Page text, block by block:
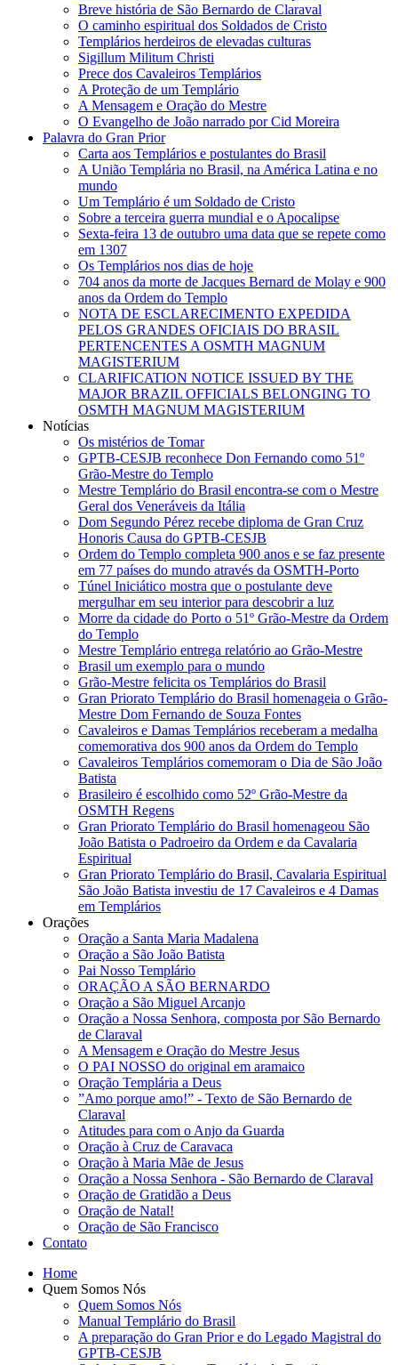
Breve história de São Bernardo de Claraval
O caminho espiritual dos Soldados de Cristo
Templários herdeiros de elevadas culturas
Sigillum Militum Christi
Prece dos Cavaleiros Templários
A Proteção de um Templário
A Mensagem e Oração do Mestre
O Evangelho de João narrado por Cid Moreira
Palavra do Gran Prior
Carta aos Templários e postulantes do Brasil
A União Templária no Brasil, na América Latina e no
mundo
Um Templário é um Soldado de Cristo
Sobre a terceira guerra mundial e o Apocalipse
Sexta-feira 13 de outubro uma data que se repete como
em 1307
Os Templários nos dias de hoje
704 anos da morte de Jacques Bernard de Molay e 900
anos da Ordem do Templo
NOTA DE ESCLARECIMENTO EXPEDIDA
PELOS GRANDES OFICIAIS DO BRASIL
PERTENCENTES A OSMTH MAGNUM
MAGISTERIUM
CLARIFICATION NOTICE ISSUED BY THE
MAJOR BRAZIL OFFICIALS BELONGING TO
OSMTH MAGNUM MAGISTERIUM
Notícias
Os mistérios de Tomar
GPTB-CESJB reconhece Don Fernando como 51º
Grão-Mestre do Templo
Mestre Templário do Brasil encontra-se com o Mestre
Geral dos Veneráveis da Itália
Dom Segundo Pérez recebe diploma de Gran Cruz
Honoris Causa do GPTB-CESJB
Ordem do Templo completa 900 anos e se faz presente
em 77 países do mundo através da OSMTH-Porto
Túnel Iniciático mostra que o postulante deve
mergulhar em seu interior para descobrir a luz
Morre da cidade do Porto o 51º Grão-Mestre da Ordem
do Templo
Mestre Templário entrega relatório ao Grão-Mestre
Brasil um exemplo para o mundo
Grão-Mestre felicita os Templários do Brasil
Gran Priorato Templário do Brasil homenageia o Grão-
Mestre Dom Fernando de Souza Fontes
Cavaleiros e Damas Templários receberam a medalha
comemorativa dos 900 anos da Ordem do Templo
Cavaleiros Templários comemoram o Dia de São João
Batista
Brasileiro é escolhido como 52º Grão-Mestre da
OSMTH Regens
Gran Priorato Templário do Brasil homenageou São
João Batista o Padroeiro da Ordem e da Cavalaria
Espiritual
Gran Priorato Templário do Brasil, Cavalaria Espiritual
São João Batista investiu de 17 Cavaleiros e 4 Damas
em Templários
Orações
Oração a Santa Maria Madalena
Oração a São João Batista
Pai Nosso Templário
ORAÇÃO A SÃO BERNARDO
Oração a São Miguel Arcanjo
Oração a Nossa Senhora, composta por São Bernardo
de Claraval
A Mensagem e Oração do Mestre Jesus
O PAI NOSSO do original em aramaico
Oração Templária a Deus
”Amo porque amo!” - Texto de São Bernardo de
Claraval
Atitudes para com o Anjo da Guarda
Oração à Cruz de Caravaca
Oração à Maria Mãe de Jesus
Oração a Nossa Senhora - São Bernardo de Claraval
Oração de Gratidão a Deus
Oração de Natal!
Oração de São Francisco
Contato
Home
Quem Somos Nós
Quem Somos Nós
Manual Templário do Brasil
A preparação do Gran Prior e do Legado Magistral do
GPTB-CESJB